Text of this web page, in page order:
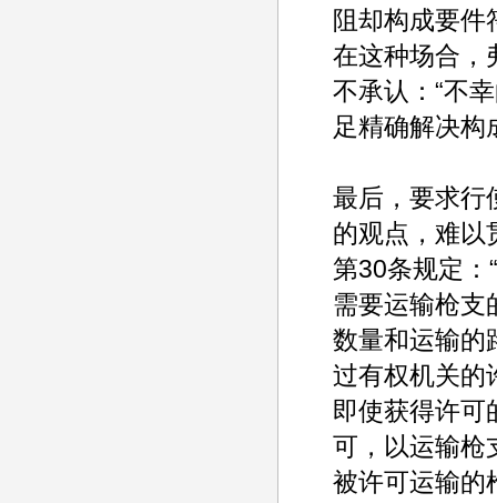
阻却构成要件
在这种场合，
不承认：“不
足精确解决构
最后，要求行
的观点，难以
第30条规定
需要运输枪支
数量和运输的
过有权机关的
即使获得许可
可，以运输枪
被许可运输的